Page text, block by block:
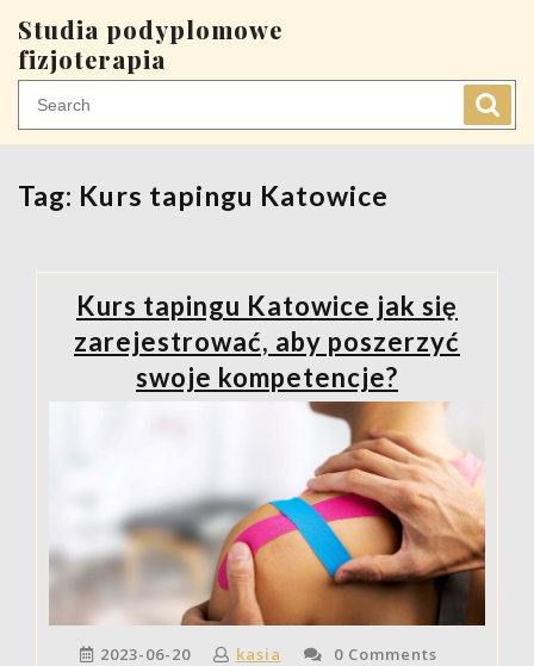
to
content
Studia podyplomowe
fizjoterapia
Tag: Kurs tapingu Katowice
Kurs tapingu Katowice jak się
zarejestrować, aby poszerzyć
swoje kompetencje?
2023-06-20 kasia 0 Comments